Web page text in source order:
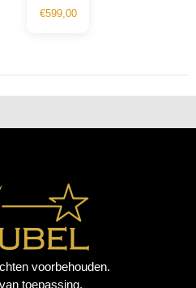
€599,00
voorbehouden.
toepassing.